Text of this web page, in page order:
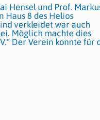
Hensel und Prof.
Haus 8 des Helios
verkleidet war auch
Möglich machte dies
Der Verein konnte für